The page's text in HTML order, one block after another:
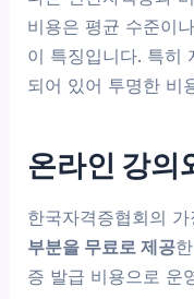
비용은 평균 수준이
이 특징입니다. 특히
되어 있어 투명한 비
온라인 강의
한국자격증협회의
부분을 무료로 제공
증 발급 비용으로 운